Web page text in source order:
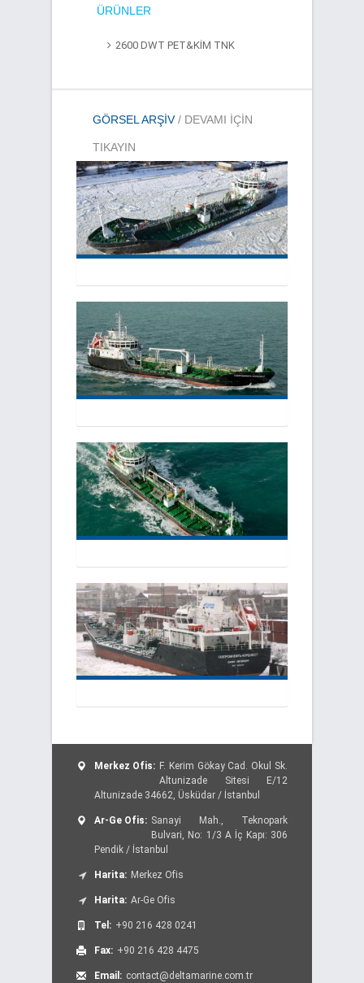
ÜRÜNLER
2600 DWT PET&KİM TNK
GÖRSEL ARŞIV/ DEVAMI IÇIN
TIKAYIN
Merkez Ofis: F. Kerim Gökay Cad. Okul Sk.
Altunizade Sitesi E/12
Altunizade 34662, Üsküdar / İstanbul
Ar-Ge Ofis: Sanayi Mah., Teknopark
Bulvari, No: 1/3 A İç Kapı: 306
Pendik / İstanbul
Harita: Merkez Ofis
Harita: Ar-Ge Ofis
Tel: +90 216 428 0241
Fax: +90 216 428 4475
Email: contact@deltamarine.com.tr